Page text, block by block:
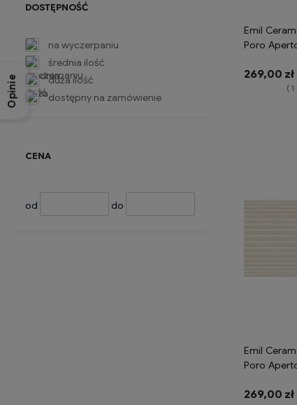
DOSTĘPNOŚĆ
na wyczerpaniu
średnia ilość
duża ilość
dostępny na zamówienie
CENA
od do
Emil
Poro
imitujące
269,00 zł
(
Emil
Poro
imitujące
269,00 zł
Opinie